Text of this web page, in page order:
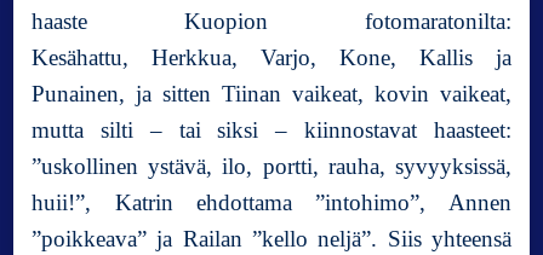
ä
i
l
l
ä
haaste Kuopion fotomaratonilta:
Kesähattu, Herkkua, Varjo, Kone, Kallis ja
Punainen, ja sitten Tiinan vaikeat, kovin vaikeat,
mutta silti – tai siksi – kiinnostavat haasteet:
”uskollinen ystävä, ilo, portti, rauha, syvyyksissä,
huii!”, Katrin ehdottama ”intohimo”, Annen
”poikkeava” ja Railan ”kello neljä”. Siis yhteensä